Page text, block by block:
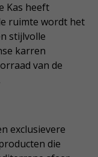
Kas heeft
ruimte wordt het
stijlvolle
karren
van de
exclusievere
die